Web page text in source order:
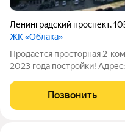
Ленинградский проспект,
ЖК «Облака»
Продается просторная 2-
2023 года постройки! Адрес: Архангельск, проспект
современного жилого
хочет выполнить финишную
Позвонить